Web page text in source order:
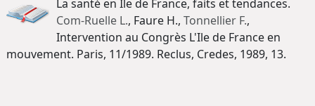
La santé en Ile de France, faits et tendances.
Com-Ruelle L., Faure H., Tonnellier F.,
Intervention au Congrès L'Ile de France en
mouvement. Paris, 11/1989. Reclus, Credes, 1989, 13.